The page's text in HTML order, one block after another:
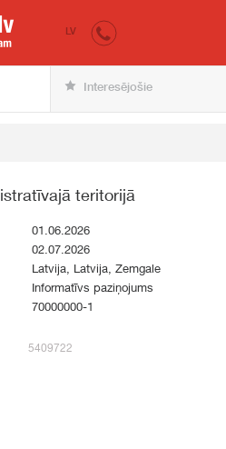
iepirkumi.lv
LV
Interesējošie
teritorijā
01.06.2026
02.07.2026
Latvija, Latvija, Zemgale
Informatīvs paziņojums
70000000-1
5409722